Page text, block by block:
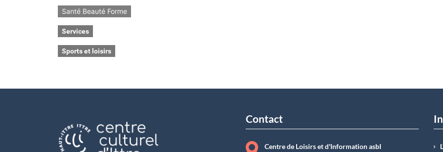
Santé Beauté Forme
Services
Sports et loisirs
Contact
Centre de Loisirs et d'Information asbI